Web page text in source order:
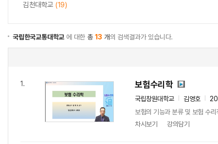
김천대학교 (19)
국립한국교통대학교 에 대한 총 13 개의 검색결과가 있습니다.
1. 보험수리학
국립창원대학교 김영호
보험의 기능과 분류 및 보험 수
차시보기
강의담기